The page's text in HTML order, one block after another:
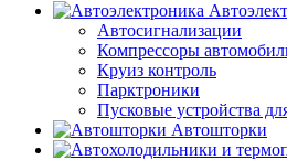
Автосигнализации
Компрессоры
Круиз контроль
Парктроники
Пусковые устройства
Автошторки